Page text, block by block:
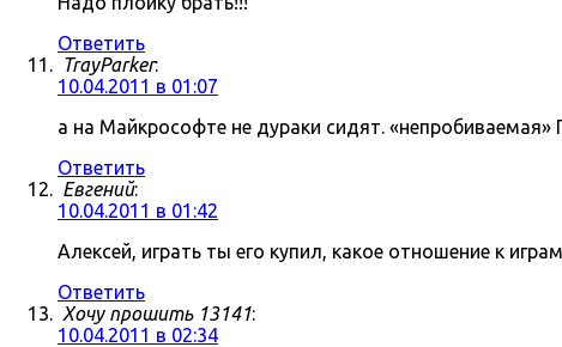
Ответить
TrayParker:
10.04.2011 в 01:07
а на Майкрософте не дураки сидят. «непробиваемая»
Ответить
Евгений:
10.04.2011 в 01:42
Алексей, играть ты его купил, какое отношение к
Ответить
Хочу прошить 13141:
10.04.2011 в 02:34